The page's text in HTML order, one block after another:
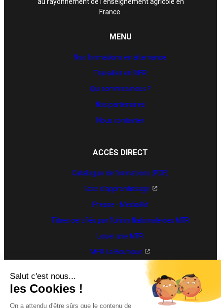
France.
MENU
Nos formations en alternance
Travailler en MFR
Qui sommes nous ?
Nos partenaires
Nous contacter
ACCÈS DIRECT
Catalogue de formations (PDF)
Taxe d'apprentissage
Presse - Média Kit
Titres certifiés par l’Union Nationale des MFR
Louer une MFR
MFR La Boutique
Trouver une formation